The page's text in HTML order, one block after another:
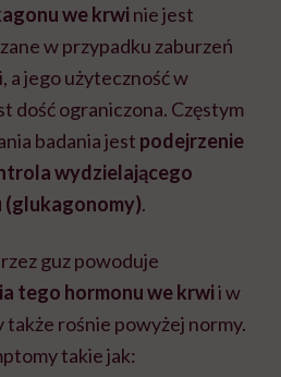
we krwi nie jest
w przypadku zaburzeń
a jego użyteczność w
dość ograniczona. Częstym
badania jest podejrzenie
wydzielającego
.
guz powoduje
tego hormonu we krwii w
także rośnie powyżej normy.
takie jak: